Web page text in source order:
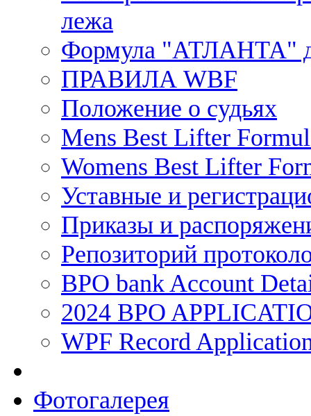
лежа
Формула "АТЛАНТА"
ПРАВИЛА WBF
Положение о судьях
Mens Best Lifter
Womens Best Lifter
Уставные и
Приказы и
Репозиторий
BPO bank Account
2024 BPO
WPF Record
Фотогалерея